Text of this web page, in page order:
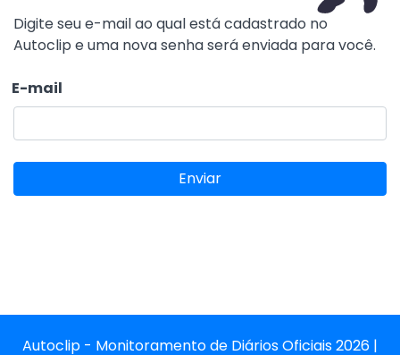
Digite seu e-mail ao qual está cadastrado no
Autoclip e uma nova senha será enviada para você.
E-mail
Autoclip - Monitoramento de Diários Oficiais 2026 |